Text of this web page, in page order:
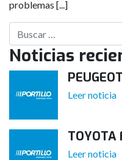
problemas [...]
Noticias
Leer noticia
TOYOTA
Leer noticia